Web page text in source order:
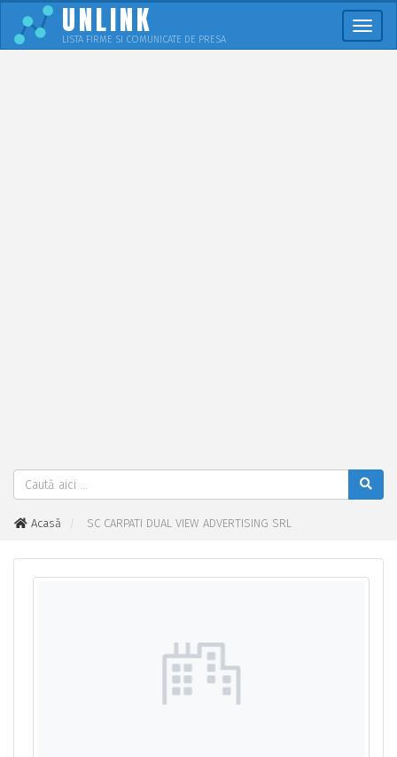
UNLINK
LISTA FIRME SI COMUNICATE DE PRESA
Acasă SC CARPATI DUAL VIEW ADVERTISING SRL